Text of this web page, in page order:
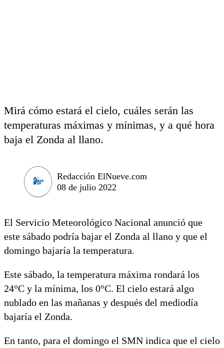
Mirá cómo estará el cielo, cuáles serán las
temperaturas máximas y mínimas, y a qué hora
baja el Zonda al llano.
Redacción ElNueve.com
08 de julio 2022
El Servicio Meteorológico Nacional anunció que
este sábado podría bajar el Zonda al llano y que el
domingo bajaría la temperatura.
Este sábado, la temperatura máxima rondará los
24°C y la mínima, los 0°C. El cielo estará algo
nublado en las mañanas y después del mediodía
bajaría el Zonda.
En tanto, para el domingo el SMN indica que el cielo